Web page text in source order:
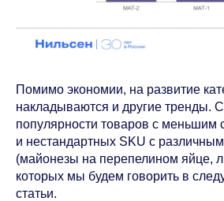
Помимо экономии, на развитие
накладываются и другие тренды.
популярности товаров с меньшим
и нестандартных SKU с
(майонезы на перепелином яйце,
которых мы будем говорить в
статьи.